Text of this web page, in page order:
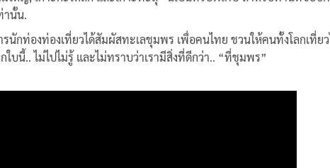
านั้น.
นักท่องท่องเที่ยวได้สัมผัสทะเลชุมพร เพื่อคนไทย ชวนให้คนทั้งโลกเที่ย
บนี้.. ไม่ไปไม่รู้ และไม่ทราบว่าเรามีสิ่งที่ดีกว่า.. “ที่ชุมพร”